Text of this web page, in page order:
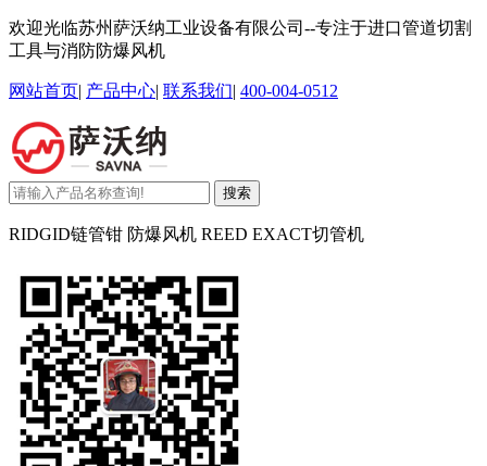
欢迎光临苏州萨沃纳工业设备有限公司--专注于进口管道切割
工具与消防防爆风机
网站首页| 产品中心| 联系我们| 400-004-0512
搜索
RIDGID链管钳 防爆风机 REED EXACT切管机